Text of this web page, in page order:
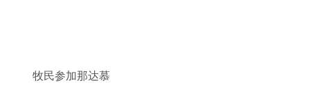
牧民参加那达慕